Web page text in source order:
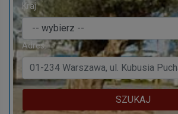
Kraj
Adres:
SZUKAJ